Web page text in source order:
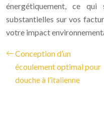
énergétiquement, ce
substantielles sur vos
votre impact
Conception d’un
écoulement optimal pour
douche à l’italienne